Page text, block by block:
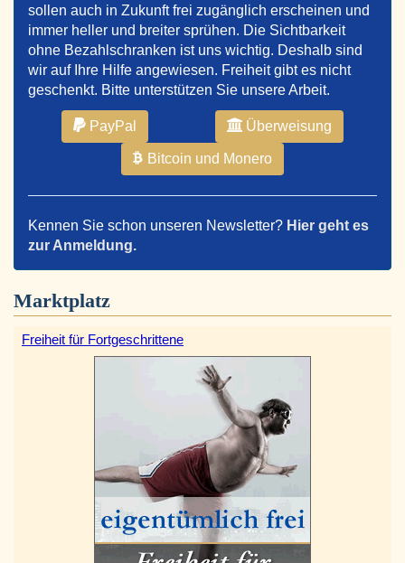
sollen auch in Zukunft frei zugänglich erscheinen und
immer heller und breiter sprühen. Die Sichtbarkeit
ohne Bezahlschranken ist uns wichtig. Deshalb sind
wir auf Ihre Hilfe angewiesen. Freiheit gibt es nicht
geschenkt. Bitte unterstützen Sie unsere Arbeit.
PayPal Überweisung
Bitcoin und Monero
Kennen Sie schon unseren Newsletter? Hier geht es
zur Anmeldung.
Marktplatz
Freiheit für Fortgeschrittene